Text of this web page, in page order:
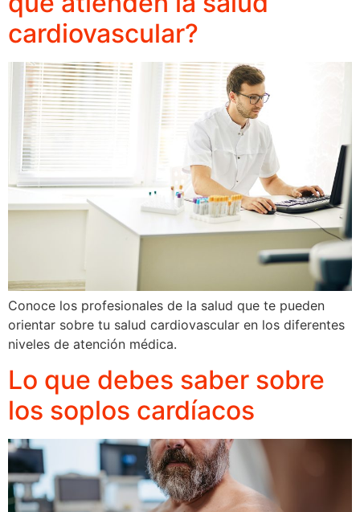
cardiovascular?
Conoce los profesionales de la salud que te pueden
orientar sobre tu salud cardiovascular en los diferentes
niveles de atención médica.
Lo que debes saber sobre
los soplos cardíacos